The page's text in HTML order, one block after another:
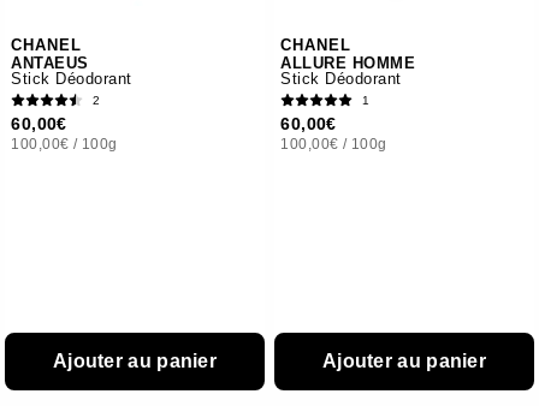
CHANEL
ANTAEUS
Stick Déodorant
2
60,00€
100,00€ / 100g
Ajouter au panier
CHANEL
ALLURE HOMME
Stick Déodorant
1
60,00€
100,00€ / 100g
Ajouter au panier